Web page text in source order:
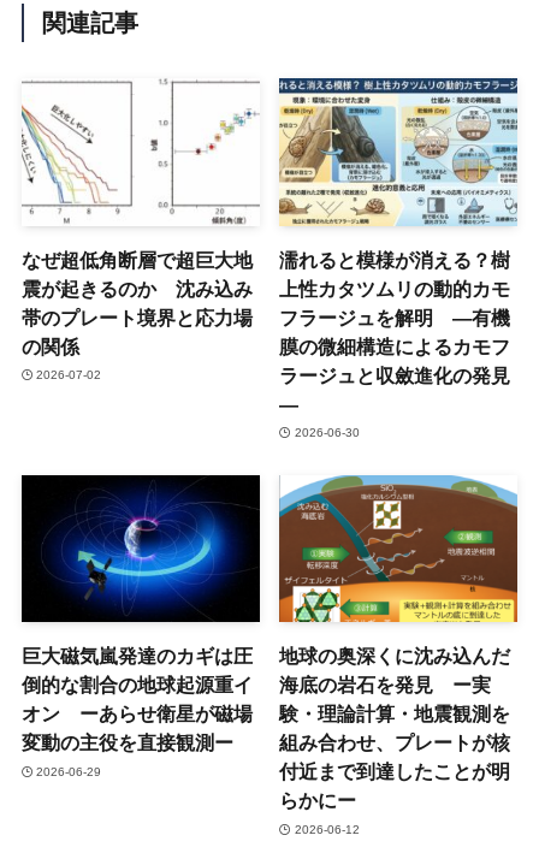
関連記事
なぜ超低角断層で超巨大地
震が起きるのか 沈み込み
帯のプレート境界と応力場
の関係
2026-07-02
濡れると模様が消える？樹
上性カタツムリの動的カモ
フラージュを解明 ―有機
膜の微細構造によるカモフ
ラージュと収斂進化の発見
―
2026-06-30
巨大磁気嵐発達のカギは圧
倒的な割合の地球起源重イ
オン ーあらせ衛星が磁場
変動の主役を直接観測ー
2026-06-29
地球の奥深くに沈み込んだ
海底の岩石を発見 ー実
験・理論計算・地震観測を
組み合わせ、プレートが核
付近まで到達したことが明
らかにー
2026-06-12